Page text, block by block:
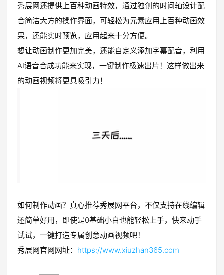
秀展网还提供上百种动画特效，通过独创的时间轴设计配
合简洁大方的操作界面，可轻松为元素应用上百种动画效
果，还能实时预览，应用起来十分方便。
想让动画制作更加完美，还能自定义添加字幕配音，利用
AI语音合成功能来实现，一键制作极速出片！这样做出来
的动画视频将更具吸引力！
如何制作动画？真心推荐秀展网平台，不仅支持在线编辑
还简单好用，即使是0基础小白也能轻松上手，快来动手
试试，一键打造专属创意动画视频吧！
秀展网官网网址： https://www.xiuzhan365.com